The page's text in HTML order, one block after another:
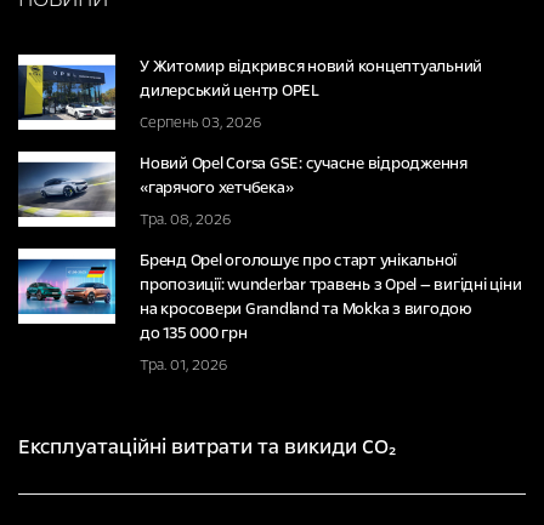
У Житомир відкрився новий концептуальний
дилерський центр OPEL
Серпень 03, 2026
Новий Opel Corsa GSE: сучасне відродження
«гарячого хетчбека»
Тра. 08, 2026
Бренд Opel оголошує про старт унікальної
пропозиції: wunderbar травень з Opel — вигідні ціни
на кросовери Grandland та Mokka з вигодою
до 135 000 грн
Тра. 01, 2026
Експлуатаційні витрати та викиди CO₂